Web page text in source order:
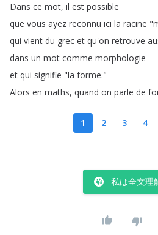
Dans ce mot, il est possible
que vous ayez reconnu ici la racine "
qui vient du grec et qu'on retrouve
dans un mot comme morphologie
et qui signifie "la forme."
Alors en maths, quand on parle de
1 2 3 4
私は全文理